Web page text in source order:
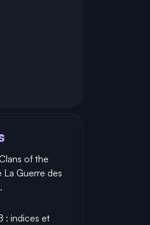
of the
La Guerre des
: indices et